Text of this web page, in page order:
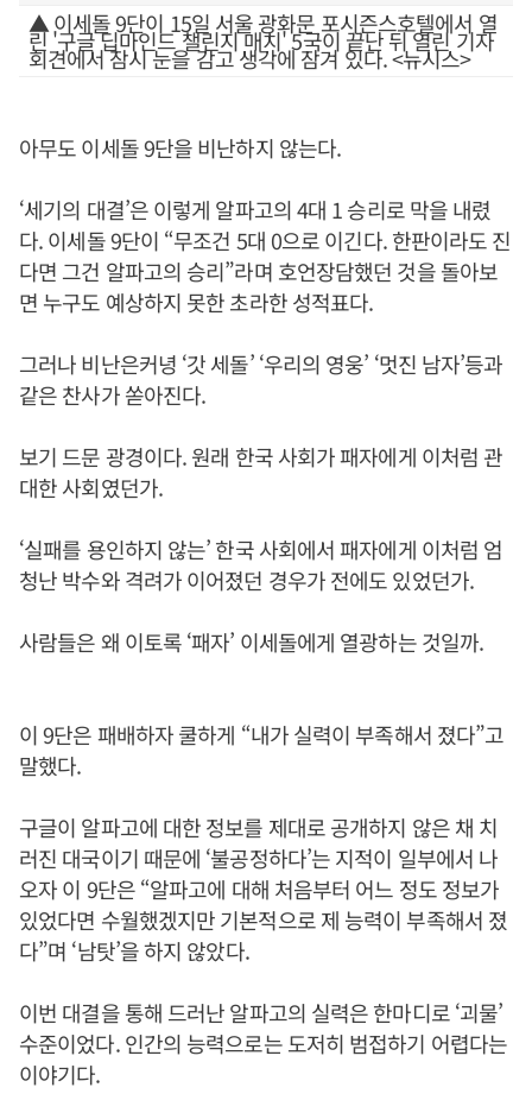
▲ 이세돌 9단이 15일 서울 광화문 포시즌스호텔에서 열
린 '구글 딥마인드 챌린지 매치' 5국이 끝난 뒤 열린 기자
회견에서 잠시 눈을 감고 생각에 잠겨 있다. <뉴시스>
아무도 이세돌 9단을 비난하지 않는다.
‘세기의 대결’은 이렇게 알파고의 4대 1 승리로 막을 내렸
다. 이세돌 9단이 “무조건 5대 0으로 이긴다. 한판이라도 진
다면 그건 알파고의 승리”라며 호언장담했던 것을 돌아보
면 누구도 예상하지 못한 초라한 성적표다.
그러나 비난은커녕 ‘갓 세돌’ ‘우리의 영웅’ ‘멋진 남자’등과
같은 찬사가 쏟아진다.
보기 드문 광경이다. 원래 한국 사회가 패자에게 이처럼 관
대한 사회였던가.
‘실패를 용인하지 않는’ 한국 사회에서 패자에게 이처럼 엄
청난 박수와 격려가 이어졌던 경우가 전에도 있었던가.
사람들은 왜 이토록 ‘패자’ 이세돌에게 열광하는 것일까.
이 9단은 패배하자 쿨하게 “내가 실력이 부족해서 졌다”고
말했다.
구글이 알파고에 대한 정보를 제대로 공개하지 않은 채 치
러진 대국이기 때문에 ‘불공정하다’는 지적이 일부에서 나
오자 이 9단은 “알파고에 대해 처음부터 어느 정도 정보가
있었다면 수월했겠지만 기본적으로 제 능력이 부족해서 졌
다”며 ‘남탓’을 하지 않았다.
이번 대결을 통해 드러난 알파고의 실력은 한마디로 ‘괴물’
수준이었다. 인간의 능력으로는 도저히 범접하기 어렵다는
이야기다.